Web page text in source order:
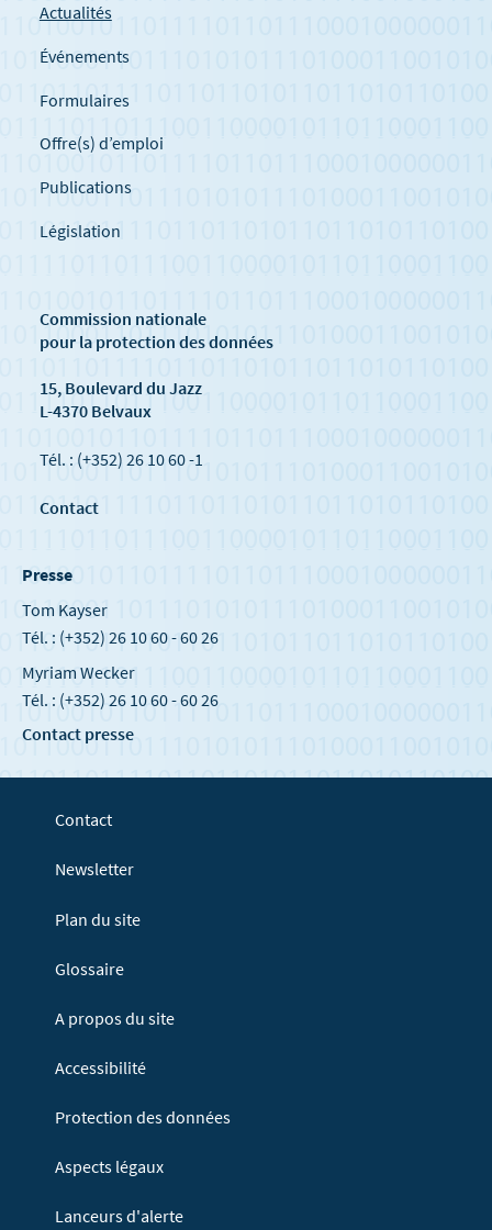
Actualités
Événements
Formulaires
Offre(s) d’emploi
Publications
Législation
Commission nationale
pour la protection des données
15, Boulevard du Jazz
L-4370 Belvaux
Tél. : (+352) 26 10 60 -1
Contact
Presse
Tom Kayser
Tél. : (+352) 26 10 60 - 60 26
Myriam Wecker
Tél. : (+352) 26 10 60 - 60 26
Contact presse
Contact
Newsletter
Plan du site
Glossaire
A propos du site
Accessibilité
Protection des données
Aspects légaux
Lanceurs d'alerte